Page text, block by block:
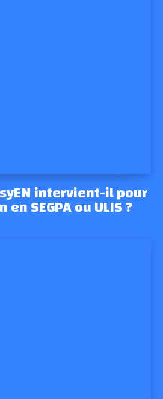
intervient-il pour
SEGPA ou ULIS ?